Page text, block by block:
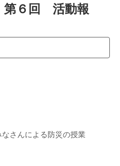
６回 活動報
さんによる防災の授業